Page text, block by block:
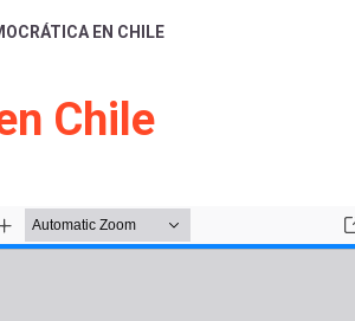
EN CHILE
Chile